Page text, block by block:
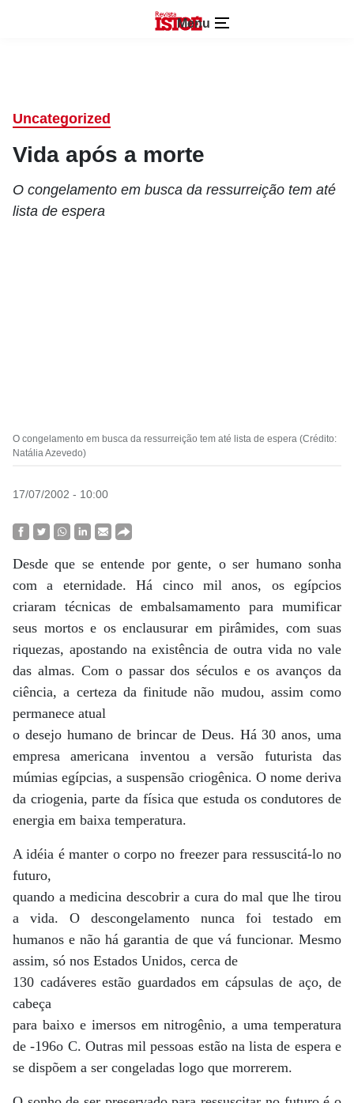
Menu
Uncategorized
Vida após a morte
O congelamento em busca da ressurreição tem até
lista de espera
O congelamento em busca da ressurreição tem até lista de espera (Crédito:
Natália Azevedo)
17/07/2002 - 10:00
Desde que se entende por gente, o ser humano sonha
com a eternidade. Há cinco mil anos, os egípcios
criaram técnicas de embalsamamento para mumificar
seus mortos e os enclausurar em pirâmides, com suas
riquezas, apostando na existência de outra vida no vale
das almas. Com o passar dos séculos e os avanços da
ciência, a certeza da finitude não mudou, assim como
permanece atual
o desejo humano de brincar de Deus. Há 30 anos, uma
empresa americana inventou a versão futurista das
múmias egípcias, a suspensão criogênica. O nome deriva
da criogenia, parte da física que estuda os condutores de
energia em baixa temperatura.
A idéia é manter o corpo no freezer para ressuscitá-lo no
futuro,
quando a medicina descobrir a cura do mal que lhe tirou
a vida. O descongelamento nunca foi testado em
humanos e não há garantia de que vá funcionar. Mesmo
assim, só nos Estados Unidos, cerca de
130 cadáveres estão guardados em cápsulas de aço, de
cabeça
para baixo e imersos em nitrogênio, a uma temperatura
de -196o C. Outras mil pessoas estão na lista de espera e
se dispõem a ser congeladas logo que morrerem.